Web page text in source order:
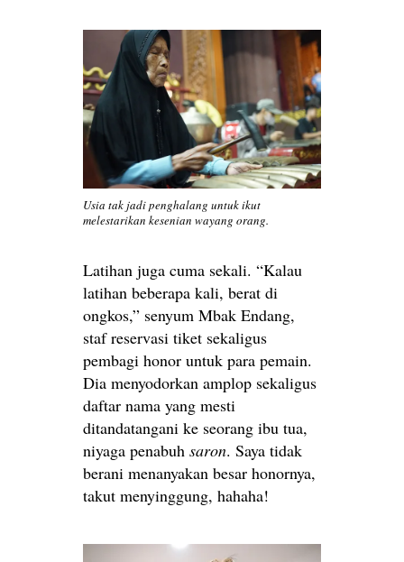
Usia tak jadi penghalang untuk ikut
melestarikan kesenian wayang orang.
Latihan juga cuma sekali. “Kalau
latihan beberapa kali, berat di
ongkos,” senyum Mbak Endang,
staf reservasi tiket sekaligus
pembagi honor untuk para pemain.
Dia menyodorkan amplop sekaligus
daftar nama yang mesti
ditandatangani ke seorang ibu tua,
niyaga penabuh saron. Saya tidak
berani menanyakan besar honornya,
takut menyinggung, hahaha!